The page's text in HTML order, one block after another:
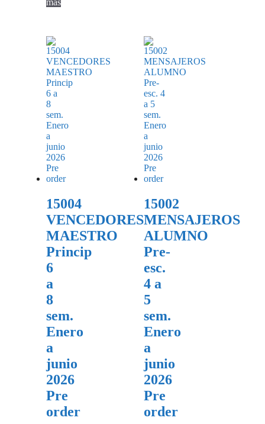
más
15004
VENCEDORES
MAESTRO
Princip
6
a
8
sem.
Enero
a
junio
2026
Pre
order
15002
MENSAJEROS
ALUMNO
Pre-
esc.
4 a
5
sem.
Enero
a
junio
2026
Pre
order